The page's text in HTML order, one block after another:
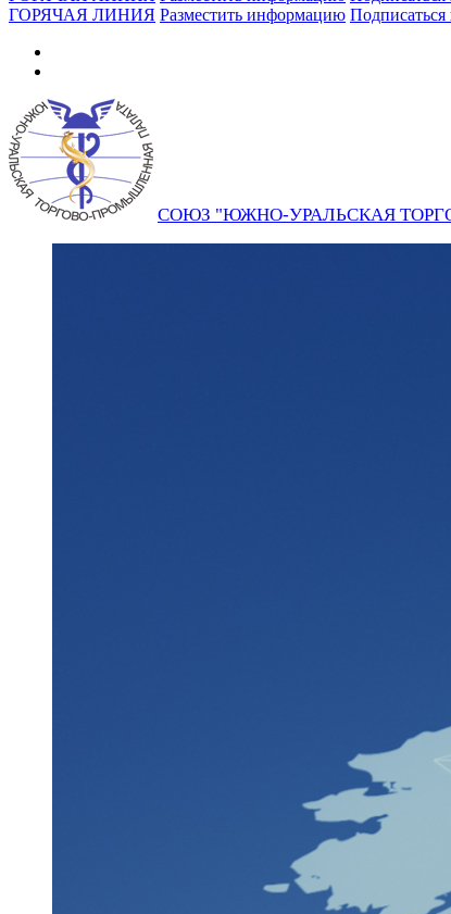
ГОРЯЧАЯ ЛИНИЯ Разместить информацию Подписаться
СОЮЗ "ЮЖНО-УРАЛЬСКАЯ